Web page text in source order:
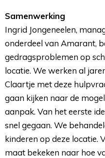
Samenwerking
Ingrid Jongeneelen,
onderdeel van Amarant,
gedragsproblemen op
locatie. We werken al
Claartje met deze
gaan kijken naar de
aanpak. Van het eerste
snel gegaan. We
kinderen op deze locatie.
maat bekeken naar hoe